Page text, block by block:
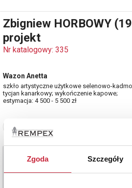
Zgoda Szczegóły
Zbigniew HORBOWY
projekt
Nr katalogowy: 335
Wazon Anetta
szkło artystyczne użytkowe selenowo-
tycjan kanarkowy; wykończenie kapowe;
estymacja: 4 500 - 5 500 zł
Zobacz pełne informacje